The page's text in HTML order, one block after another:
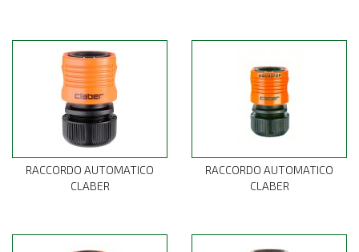
RACCORDO AUTOMATICO
CLABER
RACCORDO AUTOMATICO
CLABER